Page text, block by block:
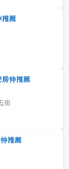
推薦
房仲推薦
街
推薦